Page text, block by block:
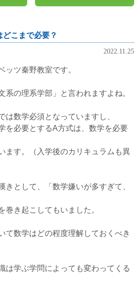
こまで必要？
2022.11.25
ッツ秦野教室です。
系の理系学部」と言われますよね。
は数学必須となっていますし、
を必要とするA方式は、数学を必要
ます。（入学後のカリキュラムも異
きとして、「数学嫌いが多すぎて、
巻き起こしてもいました。
て数学はどの程度理解しておくべき
は学ぶ学問によっても変わってくる